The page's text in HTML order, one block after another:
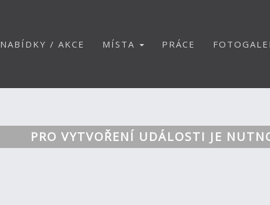
NABÍDKY / AKCE MÍSTA PRÁCE
PRO VYTVOŘENÍ UDÁLOSTI JE